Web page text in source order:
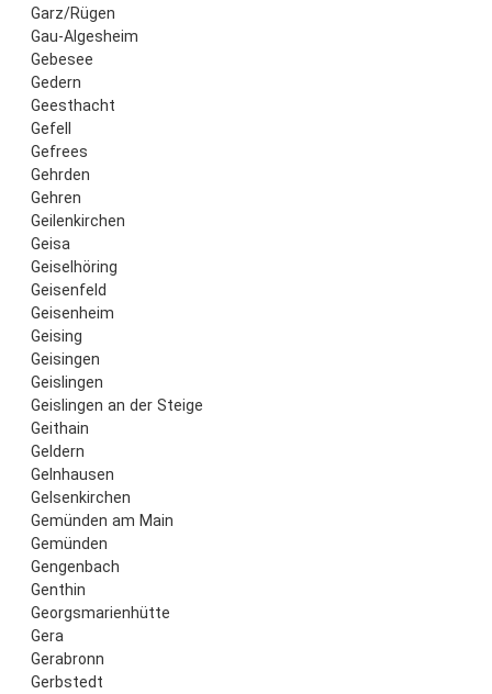
Garz/Rügen
Gau-Algesheim
Gebesee
Gedern
Geesthacht
Gefell
Gefrees
Gehrden
Gehren
Geilenkirchen
Geisa
Geiselhöring
Geisenfeld
Geisenheim
Geising
Geisingen
Geislingen
Geislingen an der Steige
Geithain
Geldern
Gelnhausen
Gelsenkirchen
Gemünden am Main
Gemünden
Gengenbach
Genthin
Georgsmarienhütte
Gera
Gerabronn
Gerbstedt